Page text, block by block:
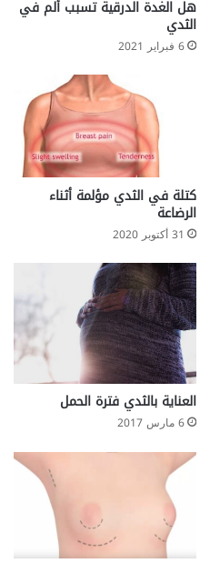
هل الغدة الدرقية تسبب ألم في
الثدي
6 فبراير 2021
كتلة في الثدي مؤلمة أثناء
الرضاعة
31 أكتوبر 2020
العناية بالثدي فترة الحمل
6 مارس 2017